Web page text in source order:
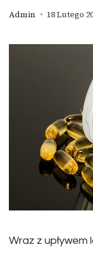
Admin 18 Lutego
Wraz z